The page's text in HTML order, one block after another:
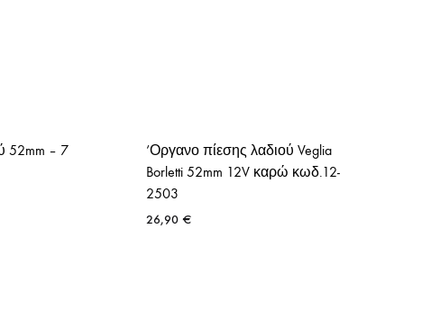
52mm – 7
‘Οργανο πίεσης λαδιού Veglia
Borletti 52mm 12V καρώ κωδ.12-
2503
26,90 €